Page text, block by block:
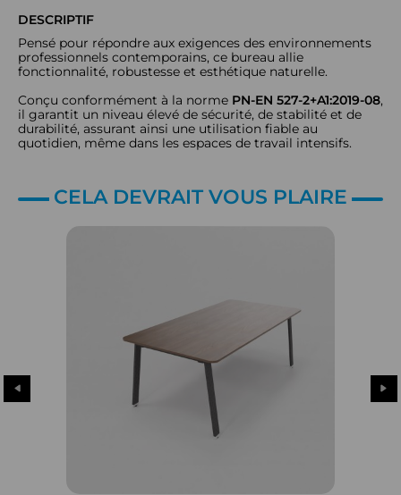
DESCRIPTIF
Pensé pour répondre aux exigences des environnements
professionnels contemporains, ce bureau allie
fonctionnalité, robustesse et esthétique naturelle.
Conçu conformément à la norme PN-EN 527-2+A1:2019-08,
il garantit un niveau élevé de sécurité, de stabilité et de
durabilité, assurant ainsi une utilisation fiable au
quotidien, même dans les espaces de travail intensifs.
CELA DEVRAIT VOUS PLAIRE